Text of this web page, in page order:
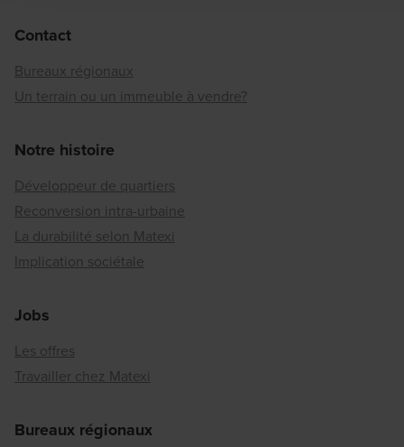
Contact
Bureaux régionaux
Un terrain ou un immeuble à vendre?
Notre histoire
Développeur de quartiers
Reconversion intra-urbaine
La durabilité selon Matexi
Implication sociétale
Jobs
Les offres
Travailler chez Matexi
Bureaux régionaux